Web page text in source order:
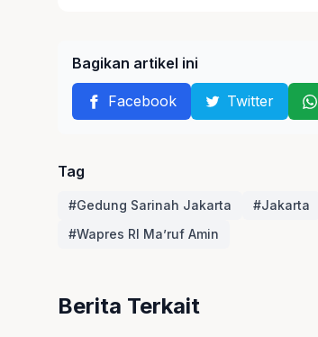
Bagikan artikel ini
Facebook Twitter
Tag
#Gedung Sarinah Jakarta #Jakarta
#Wapres RI Ma’ruf Amin
Berita Terkait